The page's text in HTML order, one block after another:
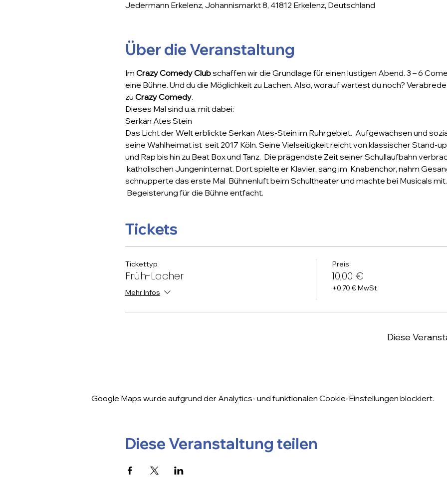
Jedermann Erkelenz, Johannismarkt 8, 41812 Erkelenz, Deutschland
Über die Veranstaltung
Im Crazy Comedy Club schaffen wir die Grundlage für einen lustigen Abend. 3 – 6
eine Bühne. Und du die Möglichkeit zu Lachen. Also, worauf wartest du noch?
zu Crazy Comedy.
Dieses Mal sind u.a. mit dabei:
Serkan Ates Stein
Das Licht der Welt erblickte Serkan Ates-Stein im Ruhrgebiet.  Aufgewachsen und
seine Wahlheimat ist  seit 2017 Köln. Seine Vielseitigkeit reicht von klassischer Stand-
und Rap bis hin zu Beat Box und Tanz.  Die prägendste Zeit seiner Schullaufbahn
katholischen Jungeninternat. Dort spielte er Klavier, sang im  Knabenchor, nahm
schnupperte das erste Mal  Bühnenluft beim Schultheater und machte bei Musicals
Begeisterung für die Bühne entfacht.
Tickets
Tickettyp
Früh-Lacher
Mehr Infos
Preis
10,00 €
+0,70 € MwSt
Diese
Google Maps wurde aufgrund der Analytics- und funktionalen Cookie-Einstellungen blockiert.
Diese Veranstaltung teilen